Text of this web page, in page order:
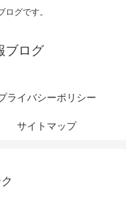
グです。
ブログ
ライバシーポリシー
サイトマップ